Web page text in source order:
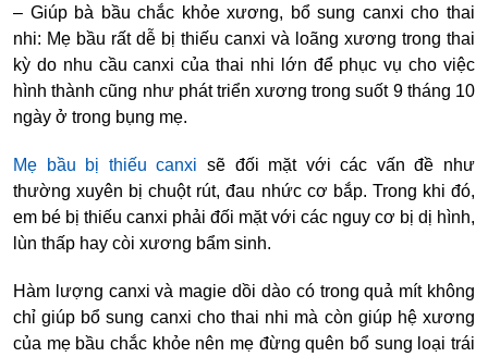
– Giúp bà bầu chắc khỏe xương, bổ sung canxi cho thai
nhi: Mẹ bầu rất dễ bị thiếu canxi và loãng xương trong thai
kỳ do nhu cầu canxi của thai nhi lớn để phục vụ cho việc
hình thành cũng như phát triển xương trong suốt 9 tháng 10
ngày ở trong bụng mẹ.
Mẹ bầu bị thiếu canxi sẽ đối mặt với các vấn đề như
thường xuyên bị chuột rút, đau nhức cơ bắp. Trong khi đó,
em bé bị thiếu canxi phải đối mặt với các nguy cơ bị dị hình,
lùn thấp hay còi xương bẩm sinh.
Hàm lượng canxi và magie dồi dào có trong quả mít không
chỉ giúp bổ sung canxi cho thai nhi mà còn giúp hệ xương
của mẹ bầu chắc khỏe nên mẹ đừng quên bổ sung loại trái